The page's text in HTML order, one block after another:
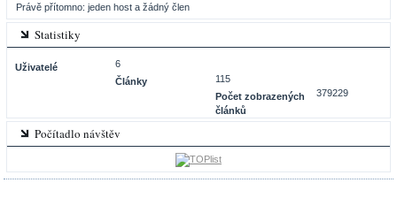
Právě přítomno: jeden host a žádný člen
Statistiky
Uživatelé
6
Články
115
Počet zobrazených
článků
379229
Počítadlo návštěv